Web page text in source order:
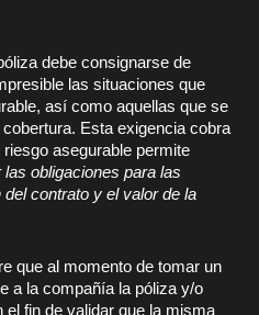
debe consignarse de
las situaciones que
así como aquellas que se
Esta exigencia cobra
asegurable permite
obligaciones para las
contrato y el valor de la
que al momento de tomar un
a la compañía la póliza y/o
fin de validar que la misma